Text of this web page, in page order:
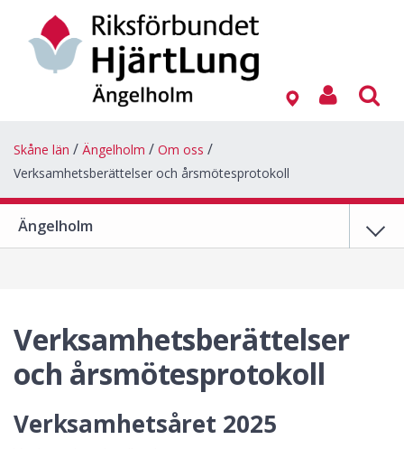
Skåne län Ängelholm
Om oss
Verksamhetsberättelser och årsmötesprotokoll
Ängelholm
Verksamhetsberättelser
och årsmötesprotokoll
Verksamhetsåret 2025